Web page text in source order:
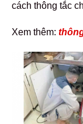
cách thông tắc
Xem thêm: